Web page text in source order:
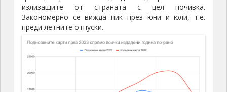
излизащите от страната с цел почивка.
Закономерно се вижда пик през юни и юли, т.е.
преди летните отпуски.